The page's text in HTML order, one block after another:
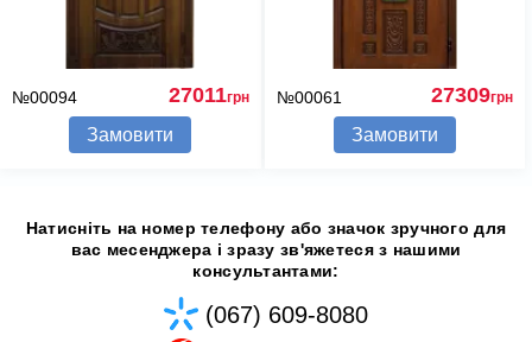
№00094 27011грн
Замовити
№00061 27309грн
Замовити
Натисніть на номер телефону або значок зручного для
вас месенджера і зразу зв'яжетеся з нашими
консультантами:
(067) 609-8080